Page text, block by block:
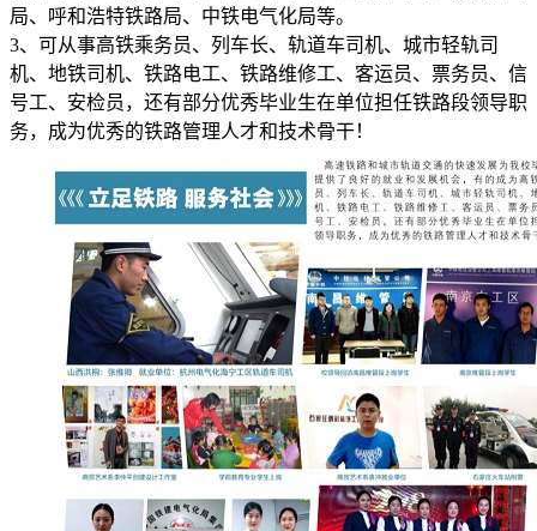
局、呼和浩特铁路局、中铁电气化局等。
3、可从事高铁乘务员、列车长、轨道车司机、城市轻轨司
机、地铁司机、铁路电工、铁路维修工、客运员、票务员、信
号工、安检员，还有部分优秀毕业生在单位担任铁路段领导职
务，成为优秀的铁路管理人才和技术骨干！